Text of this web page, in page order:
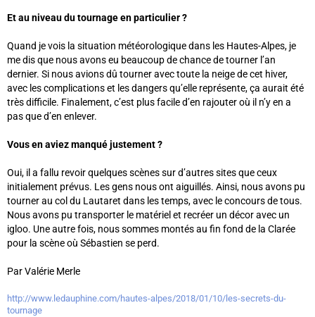
Et au niveau du tournage en particulier ?
Quand je vois la situation météorologique dans les Hautes-Alpes, je
me dis que nous avons eu beaucoup de chance de tourner l’an
dernier. Si nous avions dû tourner avec toute la neige de cet hiver,
avec les complications et les dangers qu’elle représente, ça aurait été
très difficile. Finalement, c’est plus facile d’en rajouter où il n’y en a
pas que d’en enlever.
Vous en aviez manqué justement ?
Oui, il a fallu revoir quelques scènes sur d’autres sites que ceux
initialement prévus. Les gens nous ont aiguillés. Ainsi, nous avons pu
tourner au col du Lautaret dans les temps, avec le concours de tous.
Nous avons pu transporter le matériel et recréer un décor avec un
igloo. Une autre fois, nous sommes montés au fin fond de la Clarée
pour la scène où Sébastien se perd.
Par Valérie Merle
http://www.ledauphine.com/hautes-alpes/2018/01/10/les-secrets-du-
tournage